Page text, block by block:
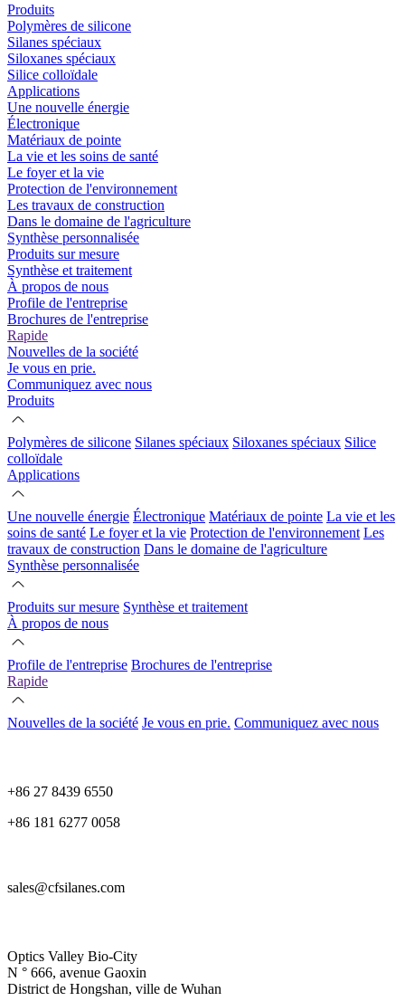
Produits
Polymères de silicone
Silanes spéciaux
Siloxanes spéciaux
Silice colloïdale
Applications
Une nouvelle énergie
Électronique
Matériaux de pointe
La vie et les soins de santé
Le foyer et la vie
Protection de l'environnement
Les travaux de construction
Dans le domaine de l'agriculture
Synthèse personnalisée
Produits sur mesure
Synthèse et traitement
À propos de nous
Profile de l'entreprise
Brochures de l'entreprise
Rapide
Nouvelles de la société
Je vous en prie.
Communiquez avec nous
Produits
Polymères de silicone Silanes spéciaux Siloxanes spéciaux Silice
colloïdale
Applications
Une nouvelle énergie Électronique Matériaux de pointe La vie et les
soins de santé Le foyer et la vie Protection de l'environnement Les
travaux de construction Dans le domaine de l'agriculture
Synthèse personnalisée
Produits sur mesure Synthèse et traitement
À propos de nous
Profile de l'entreprise Brochures de l'entreprise
Rapide
Nouvelles de la société Je vous en prie. Communiquez avec nous
+86 27 8439 6550
+86 181 6277 0058
sales@cfsilanes.com
Optics Valley Bio-City
N ° 666, avenue Gaoxin
District de Hongshan, ville de Wuhan